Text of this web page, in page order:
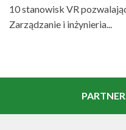
10 stanowisk VR
Zarządzanie i inżynieria...